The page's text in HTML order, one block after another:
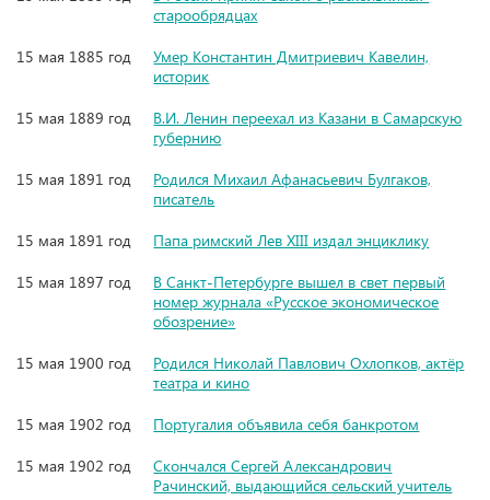
старообрядцах
15 мая 1885 год
Умер Константин Дмитриевич Кавелин,
историк
15 мая 1889 год
В.И. Ленин переехал из Казани в Самарскую
губернию
15 мая 1891 год
Родился Михаил Афанасьевич Булгаков,
писатель
15 мая 1891 год
Папа римский Лев XIII издал энциклику
15 мая 1897 год
В Санкт-Петербурге вышел в свет первый
номер журнала «Русское экономическое
обозрение»
15 мая 1900 год
Родился Николай Павлович Охлопков, актёр
театра и кино
15 мая 1902 год
Португалия объявила себя банкротом
15 мая 1902 год
Скончался Сергей Александрович
Рачинский, выдающийся сельский учитель